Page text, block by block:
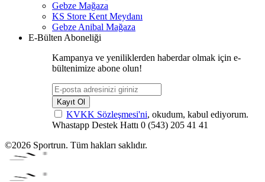
Gebze Mağaza
KS Store Kent Meydanı
Gebze Anibal Mağaza
E-Bülten Aboneliği
Kampanya ve yeniliklerden haberdar olmak için e-
bültenimize abone olun!
Kayıt Ol
KVKK Sözleşmesi'ni, okudum, kabul ediyorum.
Whastapp Destek Hattı 0 (543) 205 41 41
©2026 Sportrun. Tüm hakları saklıdır.